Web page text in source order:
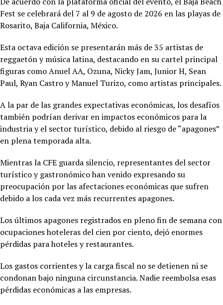
Fest se celebrará del 7 al 9 de agosto de 2026 en las playas de
Rosarito, Baja California, México.
Esta octava edición se presentarán más de 35 artistas de
reggaetón y música latina, destacando en su cartel principal
figuras como Anuel AA, Ozuna, Nicky Jam, Junior H, Sean
Paul, Ryan Castro y Manuel Turizo, como artistas principales.
A la par de las grandes expectativas económicas, los desafíos
también podrían derivar en impactos económicos para la
industria y el sector turístico, debido al riesgo de “apagones”
en plena temporada alta.
Mientras la CFE guarda silencio, representantes del sector
turístico y gastronómico han venido expresando su
preocupación por las afectaciones económicas que sufren
debido a los cada vez más recurrentes apagones.
Los últimos apagones registrados en pleno fin de semana con
ocupaciones hoteleras del cien por ciento, dejó enormes
pérdidas para hoteles y restaurantes.
Los gastos corrientes y la carga fiscal no se detienen ni se
condonan bajo ninguna circunstancia. Nadie reembolsa esas
pérdidas económicas a las empresas.